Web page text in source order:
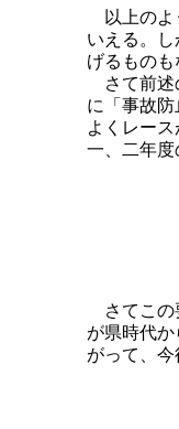
以上のよ
いえる。
げるもの
さて前述
に「事故
よくレー
一、二年度
さてこの
が県時代
がって、